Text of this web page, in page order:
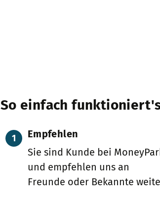
So einfach
Empfehlen
Sie sind Kunde bei
und empfehlen uns an
Freunde oder Bekannte
1